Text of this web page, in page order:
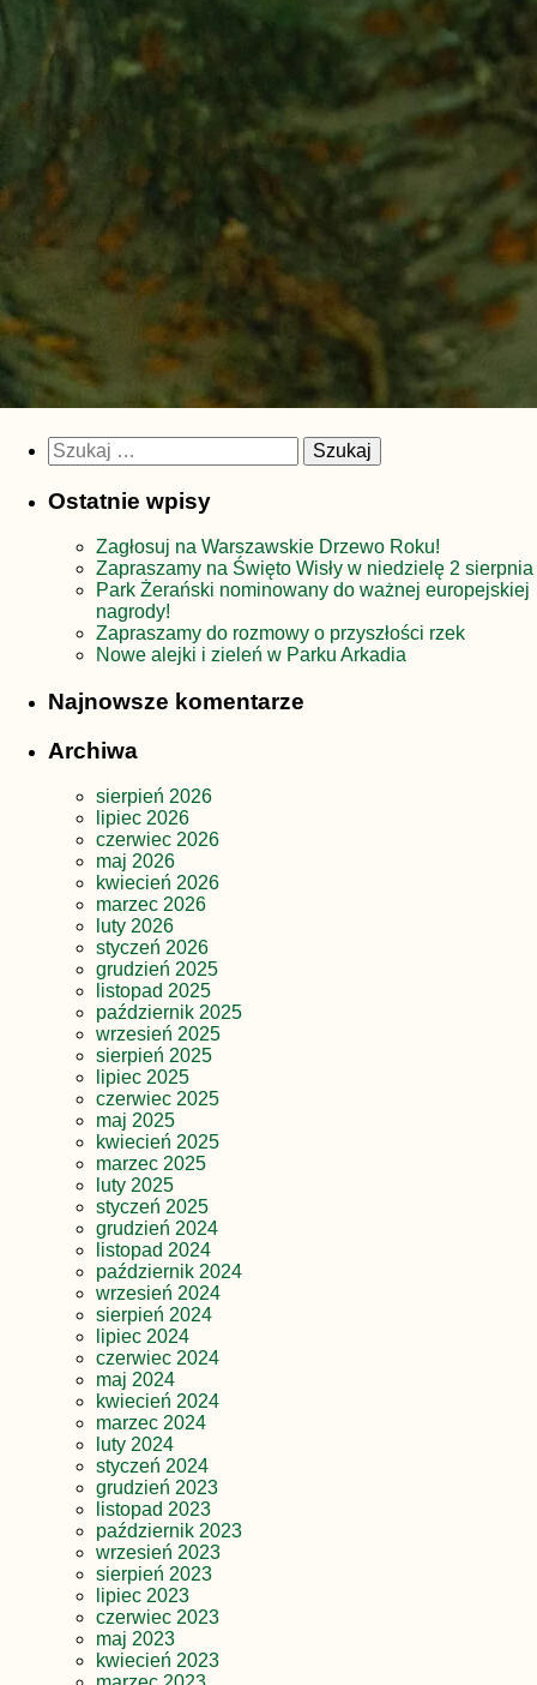
Szukaj:
Ostatnie wpisy
Zagłosuj na Warszawskie Drzewo Roku!
Zapraszamy na Święto Wisły w niedzielę 2 sierpnia
Park Żerański nominowany do ważnej europejskiej
nagrody!
Zapraszamy do rozmowy o przyszłości rzek
Nowe alejki i zieleń w Parku Arkadia
Najnowsze komentarze
Archiwa
sierpień 2026
lipiec 2026
czerwiec 2026
maj 2026
kwiecień 2026
marzec 2026
luty 2026
styczeń 2026
grudzień 2025
listopad 2025
październik 2025
wrzesień 2025
sierpień 2025
lipiec 2025
czerwiec 2025
maj 2025
kwiecień 2025
marzec 2025
luty 2025
styczeń 2025
grudzień 2024
listopad 2024
październik 2024
wrzesień 2024
sierpień 2024
lipiec 2024
czerwiec 2024
maj 2024
kwiecień 2024
marzec 2024
luty 2024
styczeń 2024
grudzień 2023
listopad 2023
październik 2023
wrzesień 2023
sierpień 2023
lipiec 2023
czerwiec 2023
maj 2023
kwiecień 2023